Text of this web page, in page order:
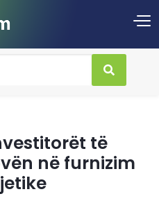
të
në furnizim